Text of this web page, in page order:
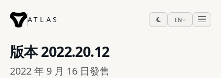
ATLAS EN
版本2022.20.12
2022 年 9 月 16 日發售